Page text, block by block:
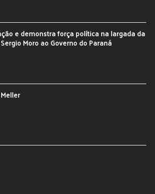
e demonstra força política na largada da
Moro ao Governo do Paraná